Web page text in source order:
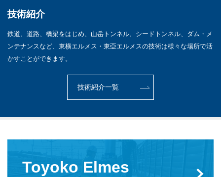
技術紹介
鉄道、道路、橋梁をはじめ、山岳トンネル、シードトンネル、ダム・メ
ンテナンスなど、東横エルメス・東亞エルメスの技術は様々な場所で活
かすことができます。
技術紹介一覧
Toyoko Elmes